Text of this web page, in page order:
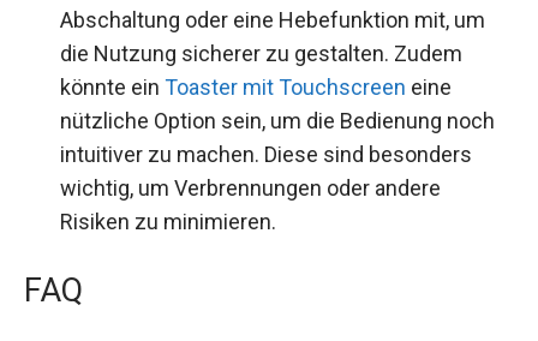
Abschaltung oder eine Hebefunktion mit, um
die Nutzung sicherer zu gestalten. Zudem
könnte ein Toaster mit Touchscreen eine
nützliche Option sein, um die Bedienung noch
intuitiver zu machen. Diese sind besonders
wichtig, um Verbrennungen oder andere
Risiken zu minimieren.
FAQ